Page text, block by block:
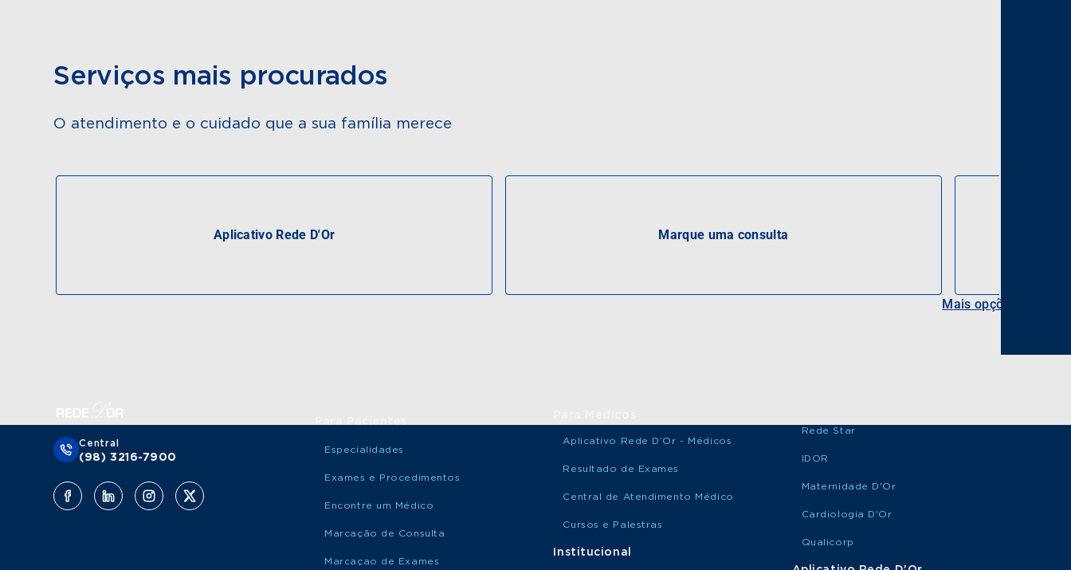
Serviços mais procurados
O atendimento e o cuidado que a sua família merece
Aplicativo Rede D'Or Marque uma consulta
Mais opções
Central
(98) 3216-7900
Especialidades
Exames e Procedimentos
Encontre um Médico
Marcação de Consulta
Marcaçao de Exames
Aplicativo Rede D’Or - Médicos
Resultado de Exames
Central de Atendimento Médico
Cursos e Palestras
Institucional
Rede Star
IDOR
Maternidade D'Or
Cardiologia D'Or
Qualicorp